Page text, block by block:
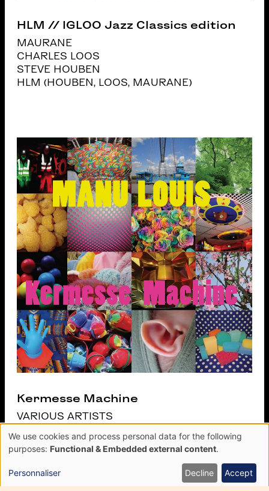
HLM // IGLOO Jazz Classics edition
MAURANE
CHARLES LOOS
STEVE HOUBEN
HLM (HOUBEN, LOOS, MAURANE)
Kermesse Machine
VARIOUS ARTISTS
Use
of
personal
data
We use cookies and process personal data for the following
purposes: Functional & Embedded external content.
Personnaliser Decline Accept